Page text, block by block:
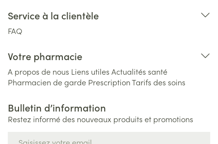
Service à la clientèle
FAQ
Votre pharmacie
A propos de nous Liens utiles Actualités santé
Pharmacien de garde PrescriptionTarifs des soins
Bulletin d’information
Restez informé des nouveaux produits et promotions